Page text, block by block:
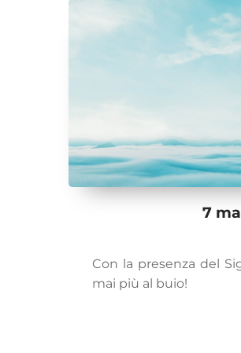
7
Con la presenza del
mai più al buio!